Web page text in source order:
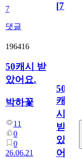
7
댓글
[7]
196416
50캐시 받
았어요.
박하꽃
11
0
0
26.06.21
50
캐
시
받
았
어